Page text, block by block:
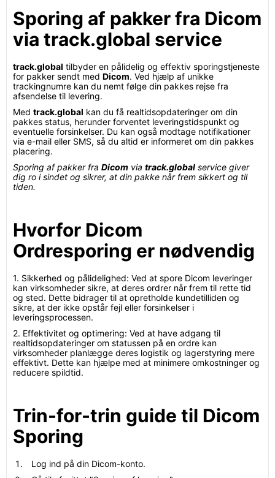
Sporing af pakker fra Dicom
via track.global service
track.global tilbyder en pålidelig og effektiv sporingstjeneste
for pakker sendt med Dicom. Ved hjælp af unikke
trackingnumre kan du nemt følge din pakkes rejse fra
afsendelse til levering.
Med track.global kan du få realtidsopdateringer om din
pakkes status, herunder forventet leveringstidspunkt og
eventuelle forsinkelser. Du kan også modtage notifikationer
via e-mail eller SMS, så du altid er informeret om din pakkes
placering.
Sporing af pakker fra Dicom via track.global service giver
dig ro i sindet og sikrer, at din pakke når frem sikkert og til
tiden.
Hvorfor Dicom
Ordresporing er nødvendig
1. Sikkerhed og pålidelighed: Ved at spore Dicom leveringer
kan virksomheder sikre, at deres ordrer når frem til rette tid
og sted. Dette bidrager til at opretholde kundetilliden og
sikre, at der ikke opstår fejl eller forsinkelser i
leveringsprocessen.
2. Effektivitet og optimering: Ved at have adgang til
realtidsopdateringer om statussen på en ordre kan
virksomheder planlægge deres logistik og lagerstyring mere
effektivt. Dette kan hjælpe med at minimere omkostninger og
reducere spildtid.
Trin-for-trin guide til Dicom
Sporing
Log ind på din Dicom-konto.